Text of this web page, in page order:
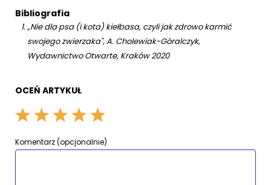
Bibliografia
„Nie dla psa (i kota) kiełbasa, czyli jak zdrowo karmić
swojego zwierzaka", A. Cholewiak-Góralczyk,
Wydawnictwo Otwarte, Kraków 2020
OCEŃ ARTYKUŁ
Komentarz (opcjonalnie)